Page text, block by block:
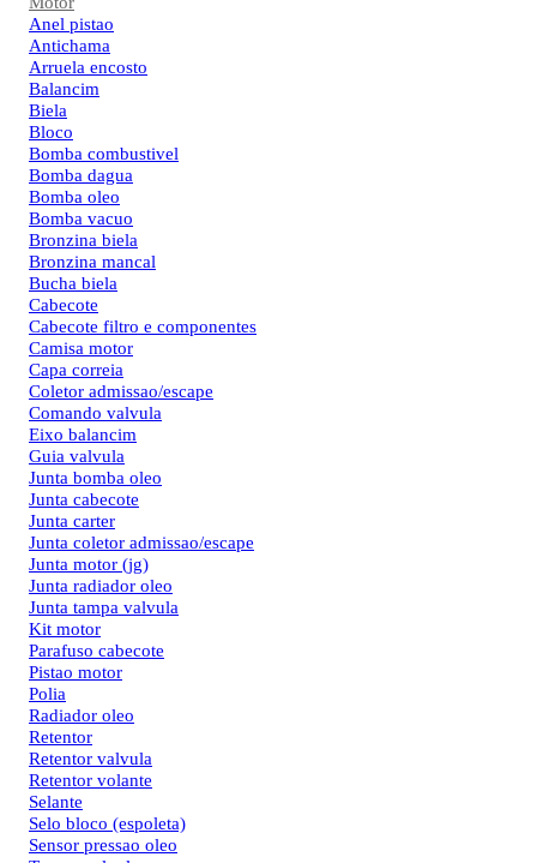
Anel pistao
Antichama
Arruela encosto
Balancim
Biela
Bloco
Bomba combustivel
Bomba dagua
Bomba oleo
Bomba vacuo
Bronzina biela
Bronzina mancal
Bucha biela
Cabecote
Cabecote filtro e componentes
Camisa motor
Capa correia
Coletor admissao/escape
Comando valvula
Eixo balancim
Guia valvula
Junta bomba oleo
Junta cabecote
Junta carter
Junta coletor admissao/escape
Junta motor (jg)
Junta radiador oleo
Junta tampa valvula
Kit motor
Parafuso cabecote
Pistao motor
Polia
Radiador oleo
Retentor
Retentor valvula
Retentor volante
Selante
Selo bloco (espoleta)
Sensor pressao oleo